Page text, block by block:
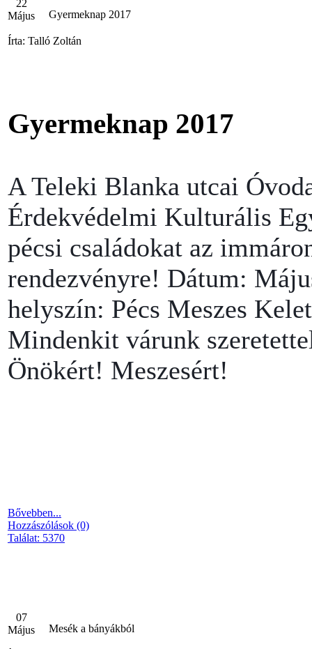
22
Május
Gyermeknap 2017
Írta: Talló Zoltán
Gyermeknap 2017
A Teleki Blanka utcai
Érdekvédelmi Kulturális
pécsi családokat az
rendezvényre! Dátum:
helyszín: Pécs Meszes
Mindenkit várunk
Önökért! Meszesért!
Bővebben...
Hozzászólások (0)
Találat: 5370
07
Május
Mesék a bányákból